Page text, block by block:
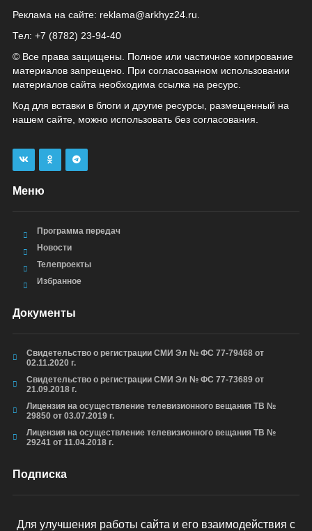
Реклама на сайте: reklama@arkhyz24.ru
Тел: +7 (8782) 23‑94‑40
© Все права защищены. Полное или частичное копирование
материалов запрещено. При согласованном использовании
материалов сайта необходима ссылка на ресурс.
Код для вставки в блоги и другие ресурсы, размещенный на
нашем сайте, можно использовать без согласования.
Меню
Программа передач
Новости
Телепроекты
Избранное
Документы
Свидетельство о регистрации СМИ Эл № ФС 77-79468 от
02.11.2020 г.
Свидетельство о регистрации СМИ Эл № ФС 77-73689 от
21.09.2018 г.
Лицензия на осуществление телевизионного вещания ТВ №
29850 от 03.07.2019 г.
Лицензия на осуществление телевизионного вещания ТВ №
29241 от 11.04.2018 г.
Подписка
Для улучшения работы сайта и его взаимодействия с